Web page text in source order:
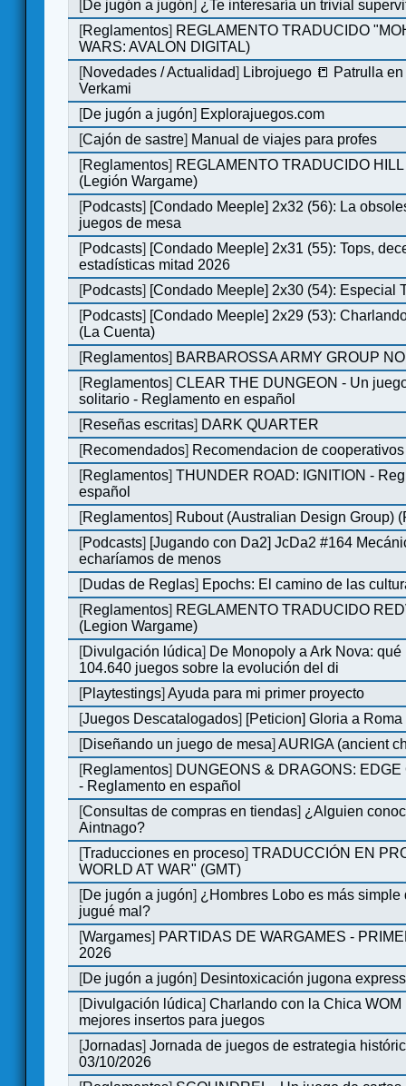
[De jugón a jugón] ¿Te interesaría un trivial
[Reglamentos] REGLAMENTO TRADUCIDO
WARS: AVALON DIGITAL)
[Novedades / Actualidad] Librojuego 📒 Patrulla
Verkami
[De jugón a jugón] Explorajuegos.com
[Cajón de sastre] Manual de viajes para profes
[Reglamentos] REGLAMENTO TRADUCIDO
(Legión Wargame)
[Podcasts] [Condado Meeple] 2x32 (56): La
juegos de mesa
[Podcasts] [Condado Meeple] 2x31 (55): Tops,
estadísticas mitad 2026
[Podcasts] [Condado Meeple] 2x30 (54): Especial
[Podcasts] [Condado Meeple] 2x29 (53):
(La Cuenta)
[Reglamentos] BARBAROSSA ARMY GROUP
[Reglamentos]CLEAR THE DUNGEON - Un
solitario - Reglamento en español
[Reseñas escritas] DARK QUARTER
[Recomendados] Recomendacion de
[Reglamentos]THUNDER ROAD: IGNITION -
español
[Reglamentos] Rubout (Australian Design Group)
[Podcasts] [Jugando con Da2] JcDa2 #164
echaríamos de menos
[Dudas de Reglas] Epochs: El camino de las
[Reglamentos] REGLAMENTO TRADUCIDO
(Legion Wargame)
[Divulgación lúdica] De Monopoly a Ark Nova:
104.640 juegos sobre la evolución del di
[Playtestings]Ayuda para mi primer proyecto
[Juegos Descatalogados] [Peticion] Gloria a Roma
[Diseñando un juego de mesa]AURIGA (ancient
[Reglamentos] DUNGEONS & DRAGONS:
- Reglamento en español
[Consultas de compras en tiendas] ¿Alguien
Aintnago?
[Traducciones en proceso]TRADUCCIÓN EN
WORLD AT WAR" (GMT)
[De jugón a jugón] ¿Hombres Lobo es más simple
jugué mal?
[Wargames] PARTIDAS DE WARGAMES -
2026
[De jugón a jugón] Desintoxicación jugona express
[Divulgación lúdica]Charlando con la Chica WOM
mejores insertos para juegos
[Jornadas]Jornada de juegos de estrategia
03/10/2026